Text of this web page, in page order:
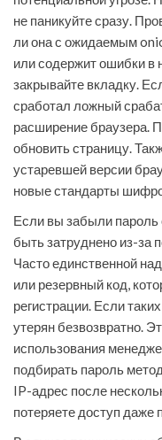
не паникуйте сразу.
ли она с ожидаемым
или содержит ошибки в
закрывайте вкладку.
сработал ложный
расширение браузера.
обновить страницу.
устаревшей версии
новые стандарты
Если вы забыли пароль
быть затруднено из-за
Часто единственной
или резервный код,
регистрации. Если
утерян безвозвратно.
использования
подбирать пароль
IP-адрес после
потеряете доступ даже